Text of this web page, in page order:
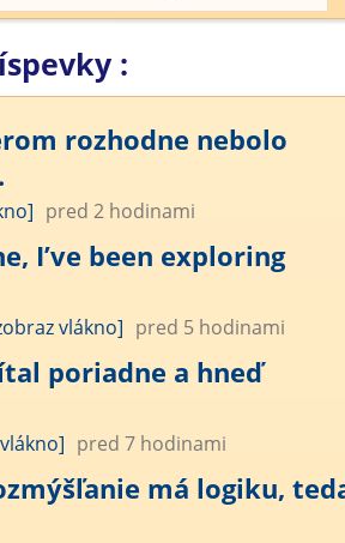
:
rozhodne nebolo
pred 2 hodinami
I’ve been exploring
vlákno] pred 5 hodinami
poriadne a hneď
pred 7 hodinami
má logiku,